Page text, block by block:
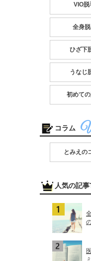
VIO脱
全身
ひざ下
うなじ
初めて
コラム
とみえの
人気の記